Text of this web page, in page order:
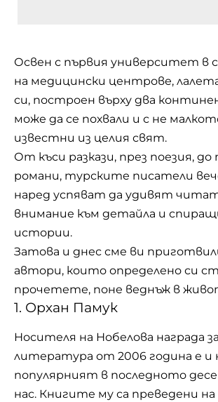
Освен с първия университет в
на медицински центрове,
си, построен върху два
може да се похвали и с не
известни из целия свят.
От къси разкази, през поезия,
романи, турските писатели
наред успяват да удивят
внимание към детайла и
истории.
Затова и днес сме ви
автори, които определено си
прочетете, поне веднъж в
1. Орхан Памук
Носителя на Нобелова награда за
литература от 2006 година е и
популярният в последното
нас. Книгите му са преведени на